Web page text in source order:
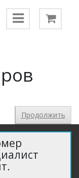
Продолжить